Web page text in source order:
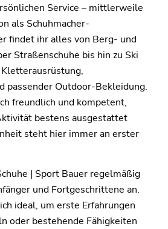
Service – mittlerweile
als Schuhmacher-
findet ihr alles von Berg- und
Straßenschuhe bis hin zu Ski
passender Outdoor-Bekleidung.
freundlich und kompetent,
bestens ausgestattet
steht hier immer an erster
| Sport Bauer regelmäßig
und Fortgeschrittene an.
ideal, um erste Erfahrungen
oder bestehende Fähigkeiten